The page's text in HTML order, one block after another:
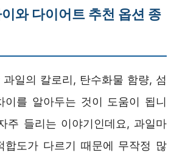
와 다이어트 추천 옵션 종
일의 칼로리, 탄수화물 함량, 섬
이를 알아두는 것이 도움이 됩니
주 들리는 이야기인데요, 과일마
합도가 다르기 때문에 무작정 많